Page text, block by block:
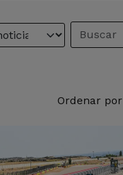
Ordenar por